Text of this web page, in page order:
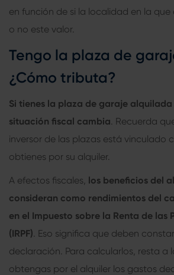
en función de si la localidad en la que
o no este valor.
Tengo la plaza de
¿Cómo tributa?
Si tienes la plaza de garaje
situación fiscal cambia. Recuerda
inversor de las plazas está vinculado
obtienes por su alquiler.
A efectos fiscales, los beneficios del
consideran como rendimientos del
en el Impuesto sobre la Renta de las
(IRPF). Eso significa que deben
declaración. Para calcularlos, resta a
obtengas por el alquiler los gastos